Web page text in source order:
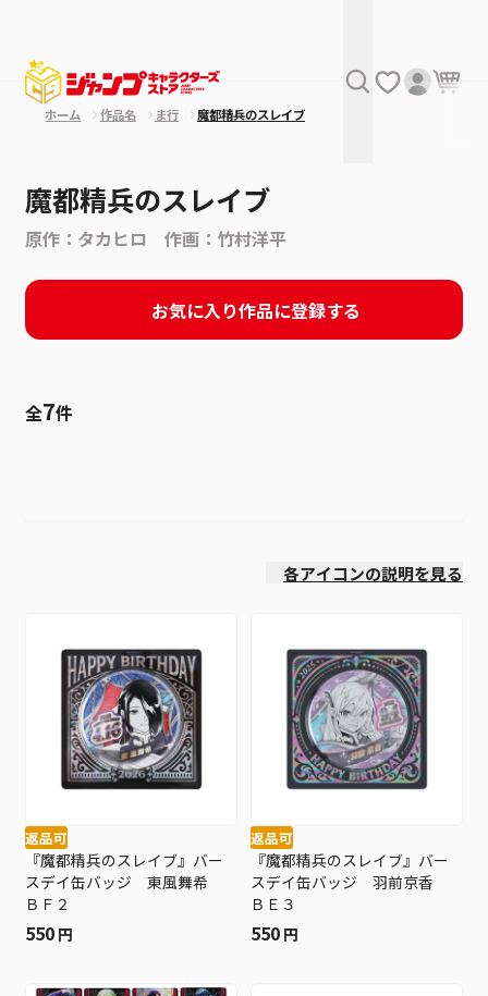
ホーム 作品名 ま行 魔都精兵のスレイブ
魔都精兵のスレイブ
原作：タカヒロ 作画：竹村洋平
お気に入り作品に登録する
全7件
各アイコンの説明を見る
返品可
『魔都精兵のスレイブ』バー
スデイ缶バッジ 東風舞希
ＢＦ２
550 円
返品可
『魔都精兵のスレイブ』バー
スデイ缶バッジ 羽前京香
ＢＥ３
550 円